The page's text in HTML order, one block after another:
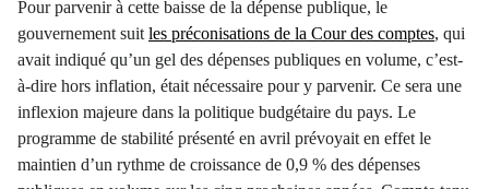
Pour parvenir à cette baisse de la dépense publique, le
gouvernement suit les préconisations de la Cour des comptes, qui
avait indiqué qu’un gel des dépenses publiques en volume, c’est-
à-dire hors inflation, était nécessaire pour y parvenir. Ce sera une
inflexion majeure dans la politique budgétaire du pays. Le
programme de stabilité présenté en avril prévoyait en effet le
maintien d’un rythme de croissance de 0,9 % des dépenses